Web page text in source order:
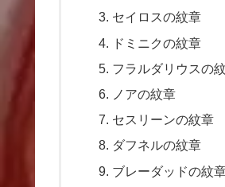
セイロスの紋章
ドミニクの紋章
フラルダリウスの
ノアの紋章
セスリーンの紋章
ダフネルの紋章
ブレーダッドの紋